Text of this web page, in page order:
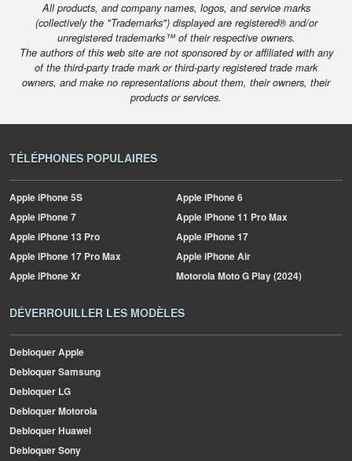
All products, and company names, logos, and service marks
(collectively the "Trademarks") displayed are registered® and/or
unregistered trademarks™ of their respective owners.
The authors of this web site are not sponsored by or affiliated with any
of the third-party trade mark or third-party registered trade mark
owners, and make no representations about them, their owners, their
products or services.
TÉLÉPHONES POPULAIRES
AppleiPhone 5S AppleiPhone 6
AppleiPhone 7 AppleiPhone 11 Pro Max
AppleiPhone 13 Pro AppleiPhone 17
AppleiPhone 17 Pro Max AppleiPhone Air
AppleiPhone Xr MotorolaMoto G Play (2024)
DÉVERROUILLER LES MODÈLES
Debloquer Apple
Debloquer Samsung
Debloquer LG
Debloquer Motorola
Debloquer Huawei
Debloquer Sony